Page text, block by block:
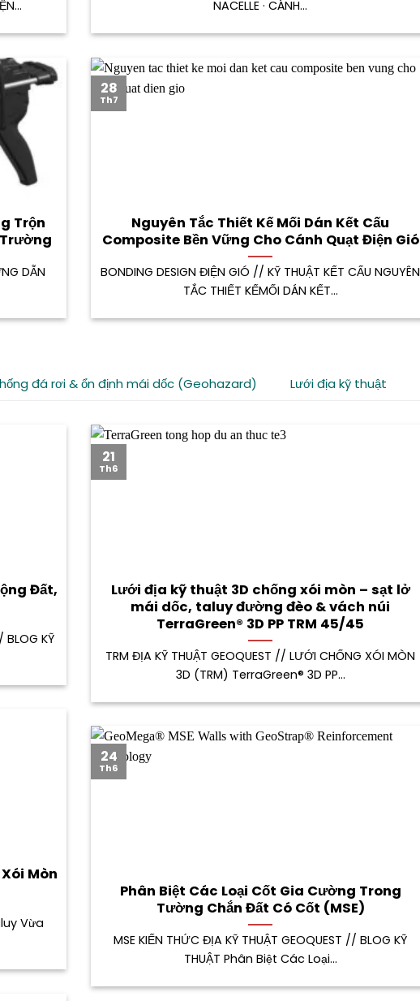
NACELLE · CÁNH...
Trộn
DẪN
Nguyên Tắc Thiết Kế Mối Dán Kết Cấu
Composite Bền Vững Cho Cánh Quạt Điện Gió
BONDING DESIGN ĐIỆN GIÓ // KỸ THUẬT KẾT CẤU NGUYÊN
TẮC THIẾT KẾMỐI DÁN KẾT...
28
Th7
đá rơi & ổn định mái dốc (Geohazard) Lưới địa kỹ thuật
Đất,
BLOG KỸ
Lưới địa kỹ thuật 3D chống xói mòn – sạt lở
mái dốc, taluy đường đèo & vách núi
TerraGreen® 3D PP TRM 45/45
TRM ĐỊA KỸ THUẬT GEOQUEST // LƯỚI CHỐNG XÓI MÒN
3D (TRM) TerraGreen® 3D PP...
21
Th6
Mòn
Vừa
Phân Biệt Các Loại Cốt Gia Cường Trong
Tường Chắn Đất Có Cốt (MSE)
MSE KIẾN THỨC ĐỊA KỸ THUẬT GEOQUEST // BLOG KỸ
THUẬT Phân Biệt Các Loại...
24
Th6